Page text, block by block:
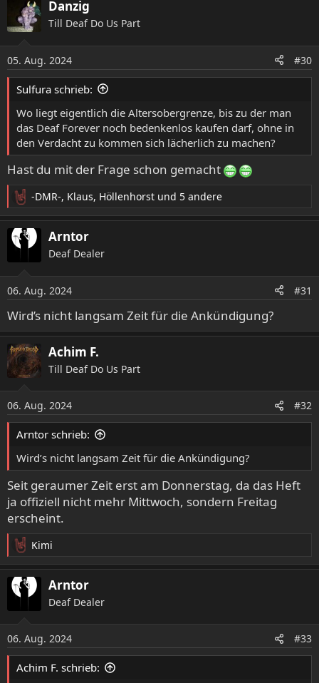
Danzig
Till Deaf Do Us Part
05. Aug. 2024 #30
Sulfura schrieb:
Wo liegt eigentlich die Altersobergrenze, bis zu der man
das Deaf Forever noch bedenkenlos kaufen darf, ohne in
den Verdacht zu kommen sich lächerlich zu machen?
Hast du mit der Frage schon gemacht
R
e
a
k
n
e
n
:
-DMR-, Klaus, Höllenhorst und 5 andere
Arntor
Deaf Dealer
06. Aug. 2024 #31
Wird’s nicht langsam Zeit für die Ankündigung?
Achim F.
Till Deaf Do Us Part
06. Aug. 2024 #32
Arntor schrieb:
Wird’s nicht langsam Zeit für die Ankündigung?
Seit geraumer Zeit erst am Donnerstag, da das Heft
ja offiziell nicht mehr Mittwoch, sondern Freitag
erscheint.
R
e
a
k
n
e
n
Kimi
Arntor
Deaf Dealer
06. Aug. 2024 #33
Achim F. schrieb: